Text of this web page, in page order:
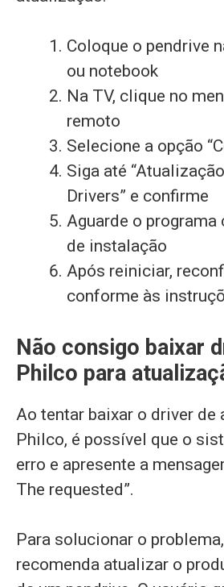
Coloque o pendrive
ou notebook
Na TV, clique no
remoto
Selecione a opção
Siga até
Drivers” e confirme
Aguarde o programa
de instalação
Após reiniciar,
conforme às
Não consigo baixar
Philco para
Ao tentar baixar o driver de
Philco, é possível que o
erro e apresente a
The requested”.
Para solucionar o
recomenda atualizar o